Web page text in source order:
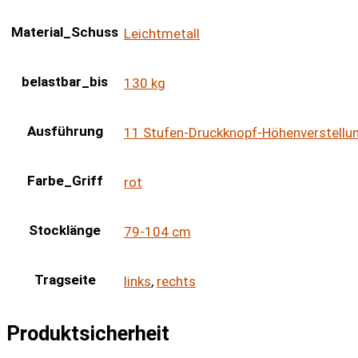
Material_Schuss Leichtmetall
belastbar_bis 130 kg
Ausführung 11 Stufen-Druckknopf-
Farbe_Griff rot
Stocklänge 79-104 cm
Tragseite links, rechts
Produktsicherheit